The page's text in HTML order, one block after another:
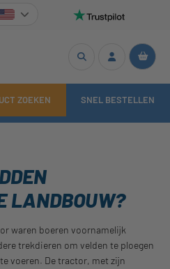
ZOEKEN SNEL BESTELLEN
LANDBOUW?
waren boeren voornamelijk
trekdieren om velden te ploegen
voeren. De tractor, met zijn